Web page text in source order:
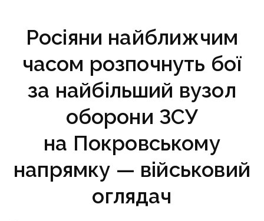
Росіяни найближчим
часом розпочнуть бої
за найбільший вузол
оборони ЗСУ
на Покровському
напрямку — військовий
оглядач